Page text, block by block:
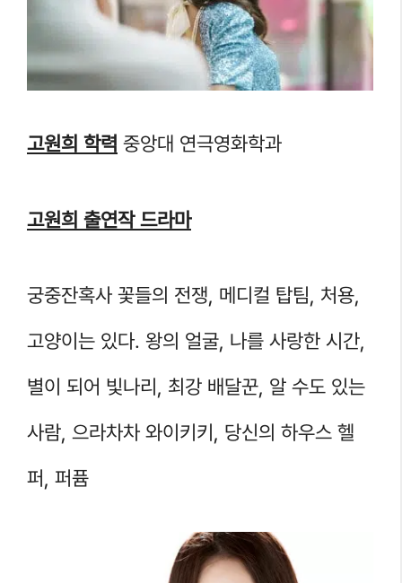
고원희 학력 중앙대 연극영화학과
고원희 출연작 드라마
궁중잔혹사 꽃들의 전쟁, 메디컬 탑팀, 처용,
고양이는 있다. 왕의 얼굴, 나를 사랑한 시간,
별이 되어 빛나리, 최강 배달꾼, 알 수도 있는
사람, 으라차차 와이키키, 당신의 하우스 헬
퍼, 퍼퓸